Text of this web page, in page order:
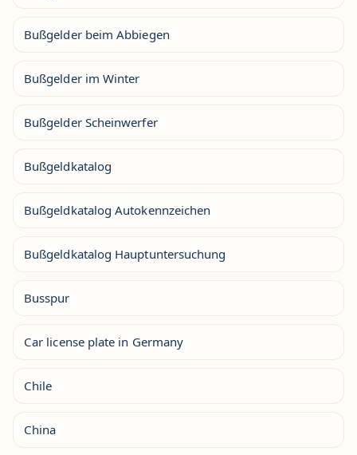
Bußgelder beim Abbiegen
Bußgelder im Winter
Bußgelder Scheinwerfer
Bußgeldkatalog
Bußgeldkatalog Autokennzeichen
Bußgeldkatalog Hauptuntersuchung
Busspur
Car license plate in Germany
Chile
China